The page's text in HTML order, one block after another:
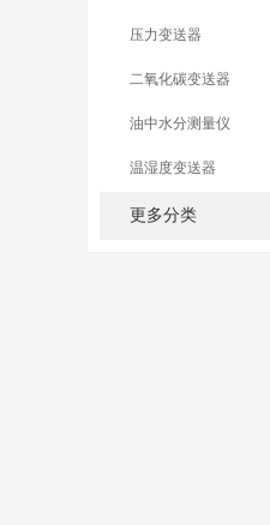
压力变送器
二氧化碳变送器
油中水分测量仪
温湿度变送器
更多分类